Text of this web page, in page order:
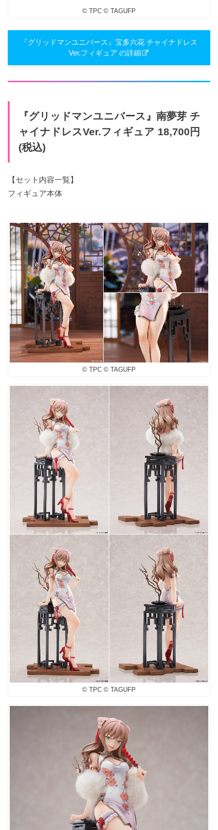
© TPC © TAGUFP
『グリッドマンユニバース』宝多六花 チャイナドレス
Ver.フィギュア の詳細
『グリッドマンユニバース』南夢芽 チ
ャイナドレスVer.フィギュア 18,700円
(税込)
【セット内容一覧】
フィギュア本体
© TPC © TAGUFP
© TPC © TAGUFP